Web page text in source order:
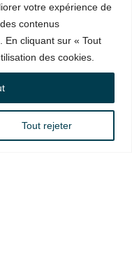
votre expérience de
contenus
En cliquant sur « Tout
des cookies.
Tout rejeter